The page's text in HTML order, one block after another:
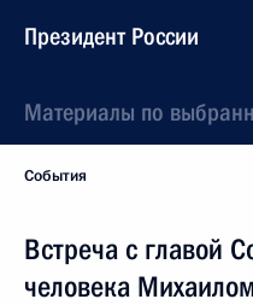
Президент России
Материалы по
События
Встреча с главой
человека